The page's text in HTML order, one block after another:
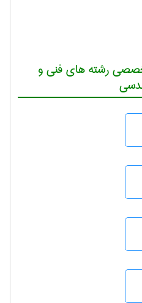
رشته های فنی و